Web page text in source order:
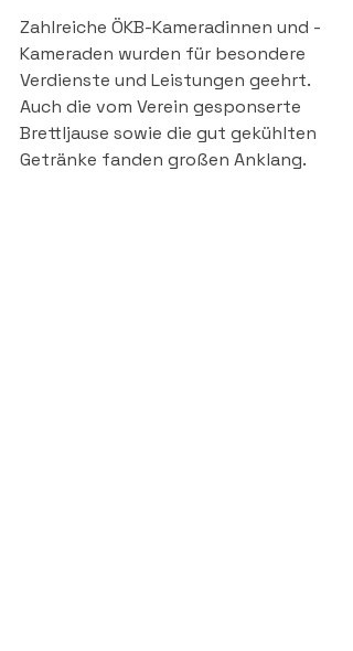
Zahlreiche ÖKB-Kameradinnen und -
Kameraden wurden für besondere
Verdienste und Leistungen geehrt.
Auch die vom Verein gesponserte
Brettljause sowie die gut gekühlten
Getränke fanden großen Anklang.